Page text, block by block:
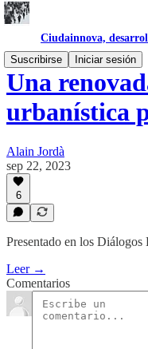
Ciudainnova,
Suscribirse
Iniciar sesión
Una
urbanística
Alain Jordà
sep 22, 2023
6
Presentado en los Diálogos
Leer →
Comentarios